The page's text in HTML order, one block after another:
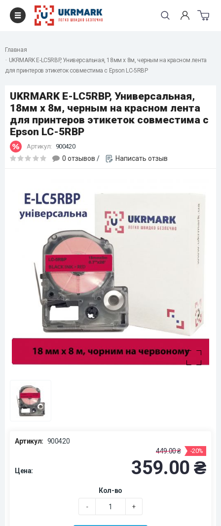
Главная
UKRMARK E-LC5RBP, Универсальная, 18мм х 8м, черным на красном лента
для принтеров этикеток совместима с Epson LC-5RBP
UKRMARK E-LC5RBP, Универсальная,
18мм х 8м, черным на красном лента
для принтеров этикеток совместима с
Epson LC-5RBP
Артикул: 900420
0 отзывов / Написать отзыв
Артикул: 900420
Цена:
449.00 ₴ -20%
359.00 ₴
Кол-во
- +